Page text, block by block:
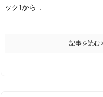
ック1から ...
記事を読む